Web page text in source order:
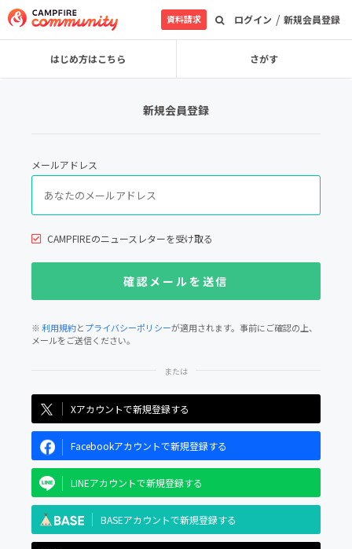
ログイン / 新規会員登録
資料請求
はじめ方はこちら さがす
新規会員登録
メールアドレス
CAMPFIREのニュースレターを受け取る
※利用規約とプライバシーポリシーが適用されます。事前にご確認の上、
メールをご送信ください。
Xアカウントで新規登録する
Facebookアカウントで新規登録する
LINEアカウントで新規登録する
BASEアカウントで新規登録する